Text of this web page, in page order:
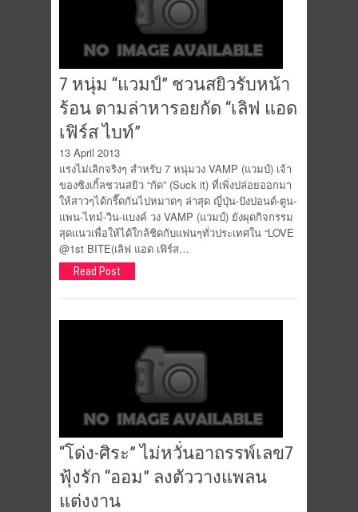
7 หนุ่ม “แวมป์” ชวนสยิวรับหน้า
ร้อน ตามล่าหารอยกัด “เลิฟ แอด
เฟิร์ส ไบท์”
13 April 2013
แรงไม่เลิกจริงๆ สำหรับ 7 หนุ่มวง VAMP (แวมป์) เจ้า
ของซิงเกิ้ลชวนสยิว “กัด” (Suck it) ที่เพิ่งปล่อยออกมา
ให้สาวๆได้กรี๊ดกันไปหมาดๆ ล่าสุด ญี่ปุ่น-ปังปอนด์-ตูน-
แพน-ไทม์-วิน-แบงค์ วง VAMP (แวมป์) ยังผุดกิจกรรม
สุดแนวเพื่อให้ได้ใกล้ชิดกับแฟนๆทั่วประเทศใน “LOVE
@1st BITE(เลิฟ แอด เฟิร์ส…
Read Post
“โด่ง-ศิระ” ไม่หวั่นอาถรรพ์เลข7
ฟุ้งรัก “ออม” ลงตัววางแพลน
แต่งงาน